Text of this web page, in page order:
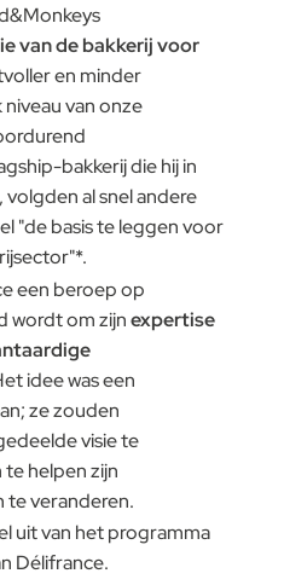
van de bakkerij voor
en minder
van onze
bakkerij die hij in
al snel andere
"de basis te leggen voor
een beroep op
wordt om zijnexpertise
idee was een
ze zouden
visie te
helpen zijn
veranderen.
uit van het programma
Délifrance.